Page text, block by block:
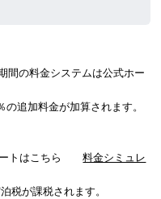
間の料金システムは公式ホー
追加料金が加算されます。
ートはこちら 料金シミュレ
税が課税されます。